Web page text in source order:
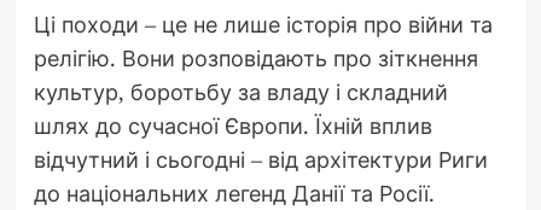
Ці походи – це не лише історія про війни та
релігію. Вони розповідають про зіткнення
культур, боротьбу за владу і складний
шлях до сучасної Європи. Їхній вплив
відчутний і сьогодні – від архітектури Риги
до національних легенд Данії та Росії.